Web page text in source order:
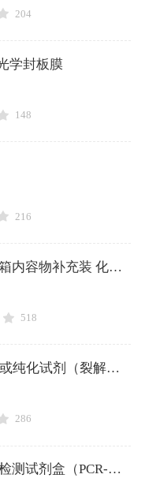
204
学封板膜
148
216
爱备护实验室急救箱内容物补充装 化学生物机械电子增补包 通用基础标准升级增补包
518
HY03109核酸提取或纯化试剂（裂解法）
286
甲型流感病毒核酸检测试剂盒（PCR-荧光探针法）CFDA